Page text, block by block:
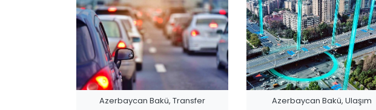
Azerbaycan Bakü, Transfer Azerbaycan Bakü, Ulaşım